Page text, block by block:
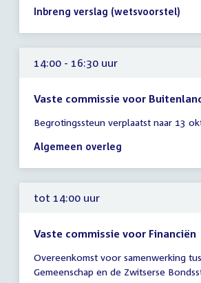
uur
Inbreng verslag (wetsvoorstel)
14:00 - 16:30 uur
Vaste commissie voor
vergadering
14:00
16:30
uur
Begrotingssteun verplaatst naar 13
Algemeen overleg
tot 14:00 uur
Vaste commissie voor Financiën
vergadering
tot
Overeenkomst voor samenwerking
Gemeenschap en de Zwitserse